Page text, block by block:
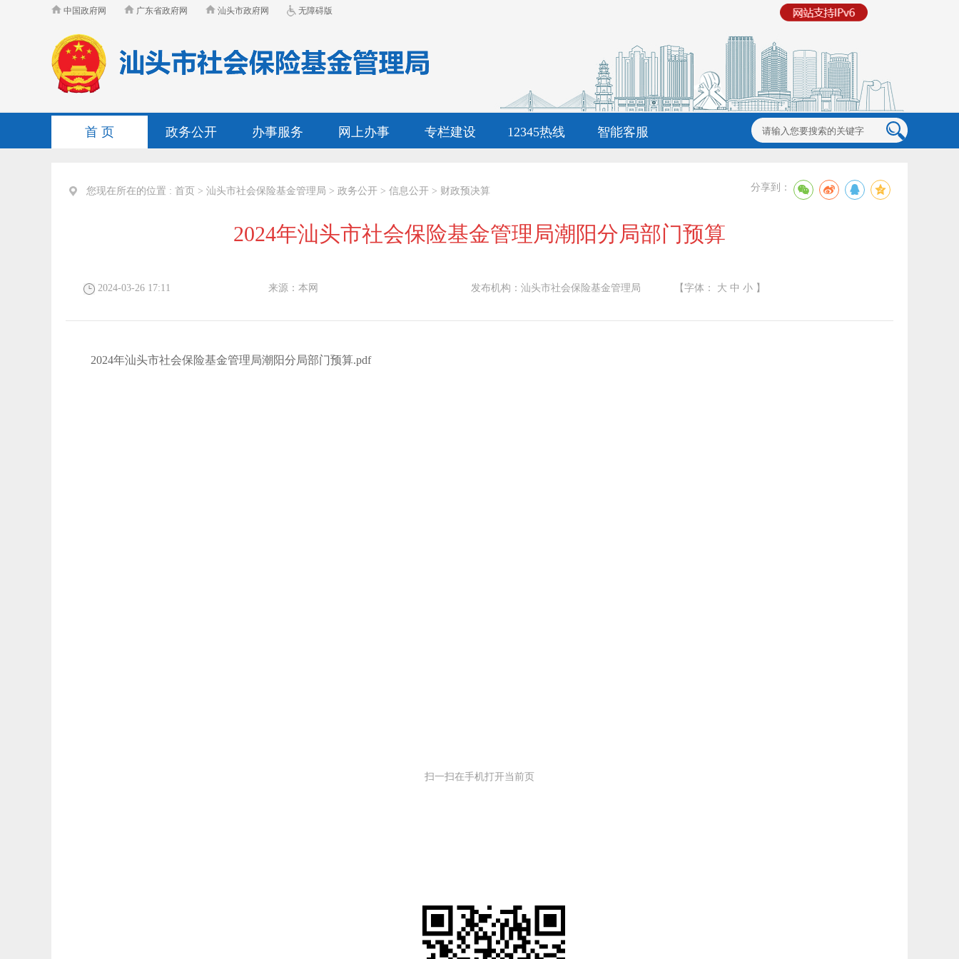
中国政府网 广东省政府网 汕头市政府网 无障碍版
首 页 政务公开 办事服务 网上办事 专栏建设 12345热线 智能客服
您现在所在的位置 : 首页 > 汕头市社会保险基金管理局 > 政务公开 > 信息公开 > 财政预决算 分享到：
2024年汕头市社会保险基金管理局潮阳分局部门预算
2024-03-26 17:11 来源：本网 发布机构：汕头市社会保险基金管理局 【字体： 大 中 小 】
2024年汕头市社会保险基金管理局潮阳分局部门预算.pdf
扫一扫在手机打开当前页